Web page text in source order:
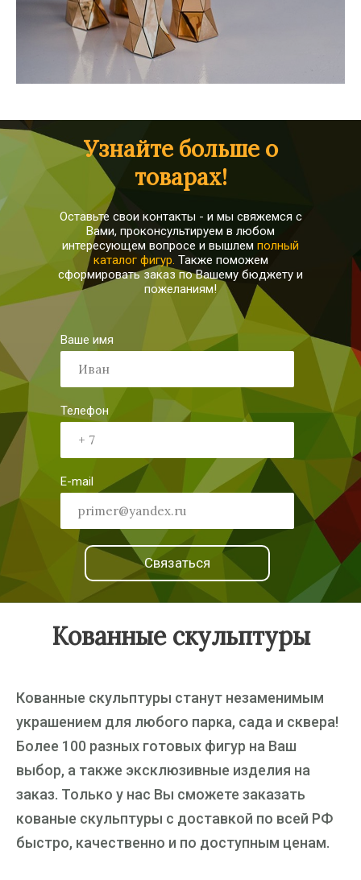
Ваше имя
Телефон
E-mail
Связаться
Узнайте больше о
товарах!
Оставьте свои контакты - и мы свяжемся с
Вами, проконсультируем в любом
интересующем вопросе и вышлем полный
каталог фигур. Также поможем
сформировать заказ по Вашему бюджету и
пожеланиям!
Кованные скульптуры
Кованные скульптуры станут незаменимым
украшением для любого парка, сада и сквера!
Более 100 разных готовых фигур на Ваш
выбор, а также эксклюзивные изделия на
заказ. Только у нас Вы сможете заказать
кованые скульптуры с доставкой по всей РФ
быстро, качественно и по доступным ценам.